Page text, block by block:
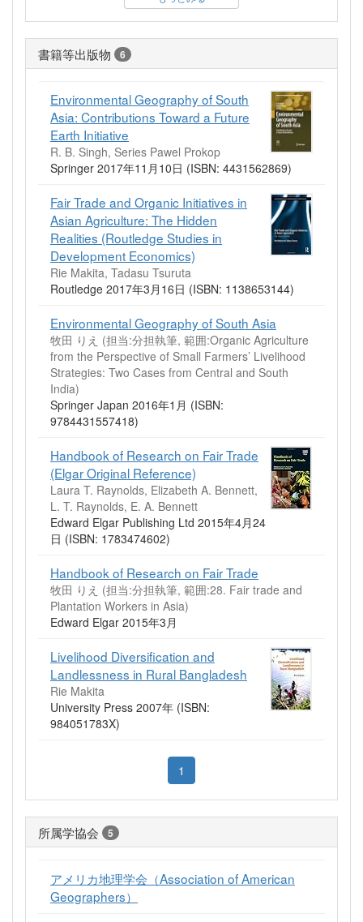
書籍等出版物 6
Environmental Geography of South
Asia: Contributions Toward a Future
Earth Initiative
R. B. Singh, Series Pawel Prokop
Springer 2017年11月10日 (ISBN: 4431562869)
Fair Trade and Organic Initiatives in
Asian Agriculture: The Hidden
Realities (Routledge Studies in
Development Economics)
Rie Makita, Tadasu Tsuruta
Routledge 2017年3月16日 (ISBN: 1138653144)
Environmental Geography of South Asia
牧田 りえ (担当:分担執筆, 範囲:Organic Agriculture
from the Perspective of Small Farmers’ Livelihood
Strategies: Two Cases from Central and South
India)
Springer Japan 2016年1月 (ISBN:
9784431557418)
Handbook of Research on Fair Trade
(Elgar Original Reference)
Laura T. Raynolds, Elizabeth A. Bennett,
L. T. Raynolds, E. A. Bennett
Edward Elgar Publishing Ltd 2015年4月24
日 (ISBN: 1783474602)
Handbook of Research on Fair Trade
牧田 りえ (担当:分担執筆, 範囲:28. Fair trade and
Plantation Workers in Asia)
Edward Elgar 2015年3月
Livelihood Diversification and
Landlessness in Rural Bangladesh
Rie Makita
University Press 2007年 (ISBN:
984051783X)
1
所属学協会 5
アメリカ地理学会（Association of American
Geographers）